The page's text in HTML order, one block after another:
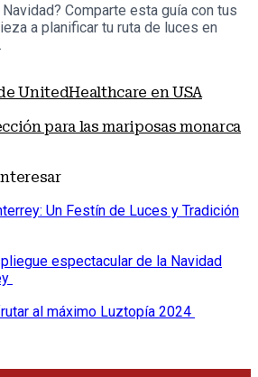
Comparte esta guía con tus
a planificar tu ruta de luces en
UnitedHealthcare en USA
para las mariposas monarca
Un Festín de Luces y Tradición
espectacular de la Navidad
al máximo Luztopía 2024